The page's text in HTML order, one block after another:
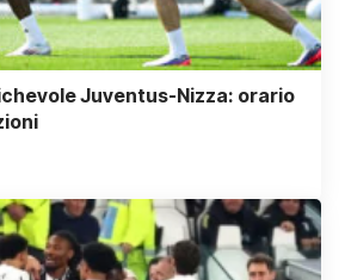
Juventus-Nizza: orario